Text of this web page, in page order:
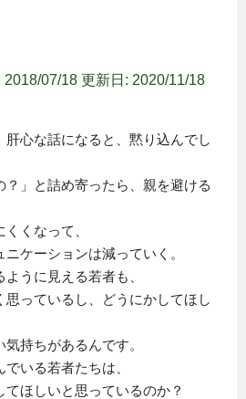
2018/07/18 更新日: 2020/11/18
肝心な話になると、黙り込んでし
？」と詰め寄ったら、親を避ける
くなって、
ケーションは減っていく。
うに見える若者も、
思っているし、どうにかしてほし
持ちがあるんです。
いる若者たちは、
ほしいと思っているのか？